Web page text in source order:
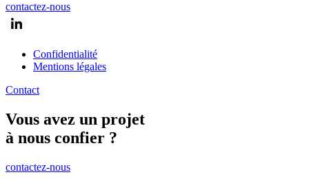
contactez-nous
Confidentialité
Mentions légales
Contact
Vous avez un projet
à nous confier ?
contactez-nous